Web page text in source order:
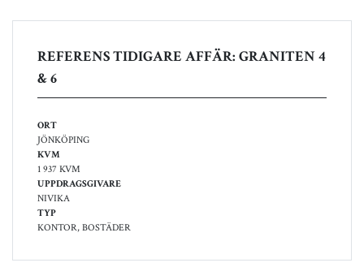
REFERENS TIDIGARE AFFÄR: GRANITEN 4
& 6
ORT
JÖNKÖPING
KVM
1 937 KVM
UPPDRAGSGIVARE
NIVIKA
TYP
KONTOR, BOSTÄDER